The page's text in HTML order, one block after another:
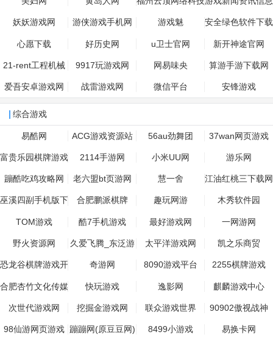
有限公司 聚合网
妖妖游戏网 游侠游戏手机网 游戏魅 安全绿色软件下载
站
心愿下载 好历史网 u卫士官网 新开神途官网
21-rent工程机械
租赁网
9917玩游戏网 网易味央 算游手游下载网
爱吾安卓游戏网 战雷游戏网 微信平台 安锋游戏
综合游戏
易酷网 ACG游戏资源站 56au劲舞团 37wan网页游戏
富贵乐园棋牌游戏 2114手游网 小米UU网 游乐网
蹦酷吃鸡攻略网 老六盟bt页游网 慧一舍 江油红桃三下载网
巫溪四副手机版下
载
合肥鹏派棋牌 趣玩网游 木秀软件园
TOM游戏 酷7手机游戏 最好游戏网 一网游网
野火资源网 久爱飞腾_东泛游
戏网-2017最新的
APP游戏
太平洋游戏网 凯之乐商贸
恐龙谷棋牌游戏开
发
奇游网 8090游戏平台 2255棋牌游戏
合肥杏竹文化传媒
有限公司
快玩游戏 逸影网 麒麟游戏中心
次世代游戏网 挖掘金游戏网 联众游戏世界 90902傲视战神
98仙游网页游戏 蹦蹦网(原豆豆网) 8499小游戏 易换卡网